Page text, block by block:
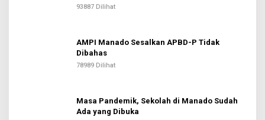
93887 Dilihat
AMPI Manado Sesalkan APBD-P Tidak
Dibahas
78989 Dilihat
Masa Pandemik, Sekolah di Manado Sudah
Ada yang Dibuka